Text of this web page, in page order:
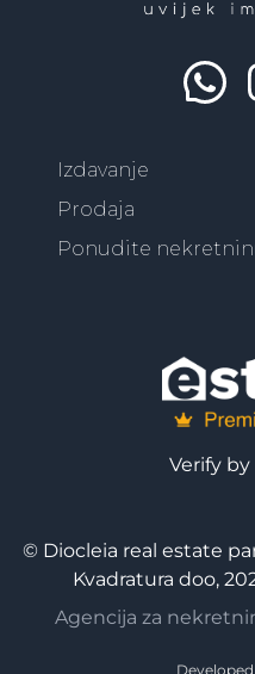
Izdavanje
Prodaja
Ponudite
Verify by
© Diocleia real estate
Kvadratura doo,
Agencija za